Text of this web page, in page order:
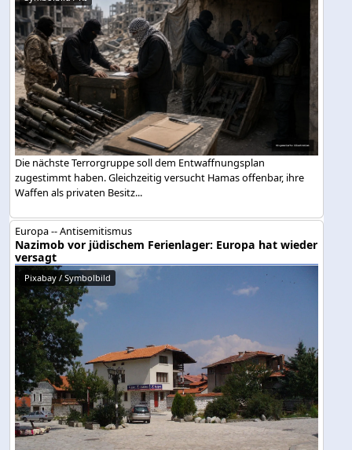
Die nächste Terrorgruppe soll dem Entwaffnungsplan
zugestimmt haben. Gleichzeitig versucht Hamas offenbar, ihre
Waffen als privaten Besitz...
Europa -- Antisemitismus
Nazimob vor jüdischem Ferienlager: Europa hat wieder
versagt
Pixabay / Symbolbild